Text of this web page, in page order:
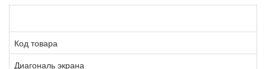
Код товара
Диагональ экрана